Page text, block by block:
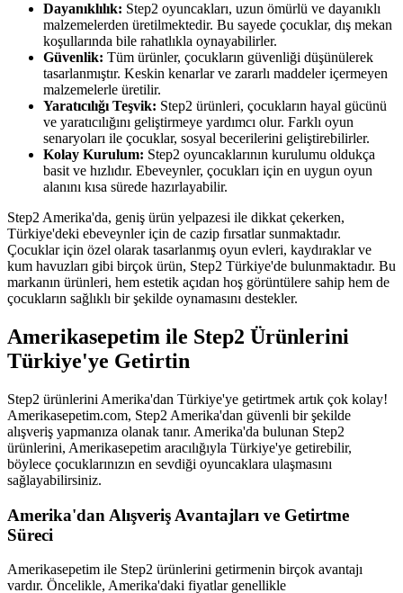
Dayanıklılık: Step2 oyuncakları, uzun ömürlü ve dayanıklı
malzemelerden üretilmektedir. Bu sayede çocuklar, dış mekan
koşullarında bile rahatlıkla oynayabilirler.
Güvenlik: Tüm ürünler, çocukların güvenliği düşünülerek
tasarlanmıştır. Keskin kenarlar ve zararlı maddeler içermeyen
malzemelerle üretilir.
Yaratıcılığı Teşvik: Step2 ürünleri, çocukların hayal gücünü
ve yaratıcılığını geliştirmeye yardımcı olur. Farklı oyun
senaryoları ile çocuklar, sosyal becerilerini geliştirebilirler.
Kolay Kurulum: Step2 oyuncaklarının kurulumu oldukça
basit ve hızlıdır. Ebeveynler, çocukları için en uygun oyun
alanını kısa sürede hazırlayabilir.
Step2 Amerika'da, geniş ürün yelpazesi ile dikkat çekerken,
Türkiye'deki ebeveynler için de cazip fırsatlar sunmaktadır.
Çocuklar için özel olarak tasarlanmış oyun evleri, kaydıraklar ve
kum havuzları gibi birçok ürün, Step2 Türkiye'de bulunmaktadır. Bu
markanın ürünleri, hem estetik açıdan hoş görüntülere sahip hem de
çocukların sağlıklı bir şekilde oynamasını destekler.
Amerikasepetim ile Step2 Ürünlerini
Türkiye'ye Getirtin
Step2 ürünlerini Amerika'dan Türkiye'ye getirtmek artık çok kolay!
Amerikasepetim.com, Step2 Amerika'dan güvenli bir şekilde
alışveriş yapmanıza olanak tanır. Amerika'da bulunan Step2
ürünlerini, Amerikasepetim aracılığıyla Türkiye'ye getirebilir,
böylece çocuklarınızın en sevdiği oyuncaklara ulaşmasını
sağlayabilirsiniz.
Amerika'dan Alışveriş Avantajları ve Getirtme
Süreci
Amerikasepetim ile Step2 ürünlerini getirmenin birçok avantajı
vardır. Öncelikle, Amerika'daki fiyatlar genellikle